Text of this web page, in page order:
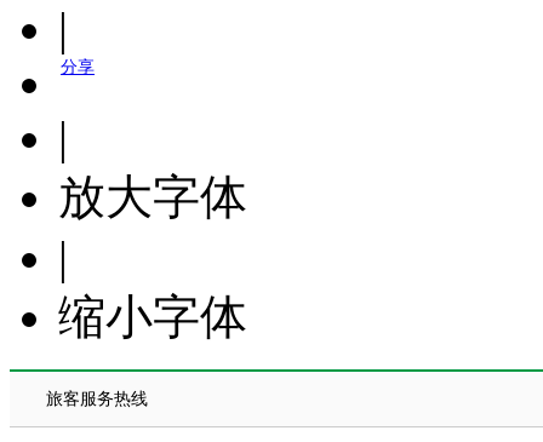
|
分享
|
放大字体
|
缩小字体
旅客服务热线